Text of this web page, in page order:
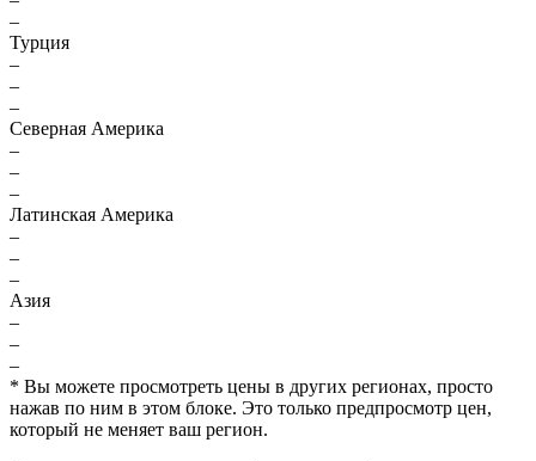
–
Турция
–
–
–
Северная Америка
–
–
–
Латинская Америка
–
–
–
Азия
–
–
–
* Вы можете просмотреть цены в других регионах, просто
нажав по ним в этом блоке. Это только предпросмотр цен,
который не меняет ваш регион.